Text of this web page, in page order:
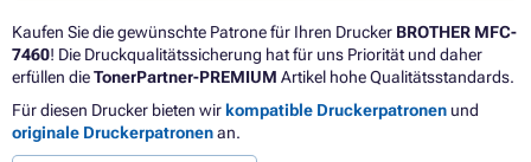
Kaufen Sie die gewünschte Patrone für Ihren Drucker BROTHER MFC-
7460! Die Druckqualitätssicherung hat für uns Priorität und daher
erfüllen dieTonerPartner-PREMIUM Artikel hohe Qualitätsstandards.
Für diesen Drucker bieten wir kompatible Druckerpatronen und
originale Druckerpatronenan.